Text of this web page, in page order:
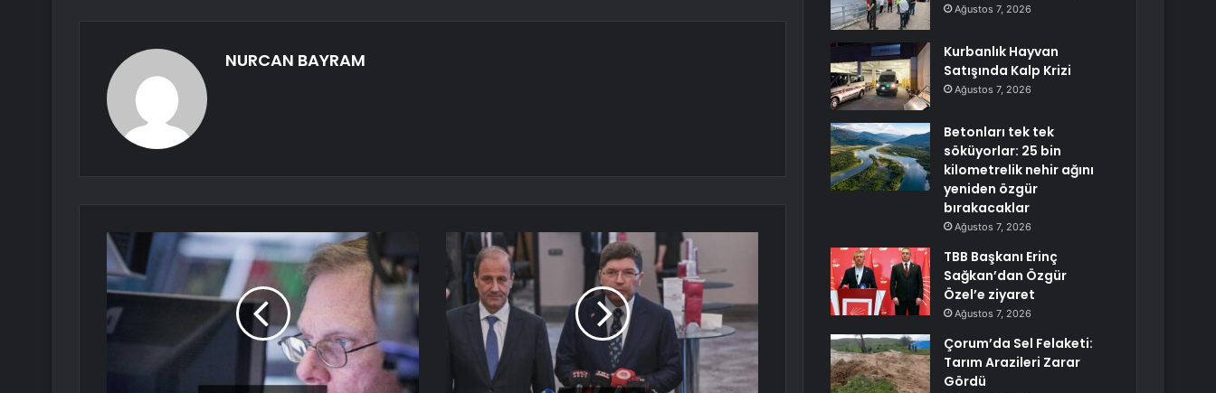
NURCAN BAYRAM
Ağustos 7, 2026
Kurbanlık Hayvan
Satışında Kalp Krizi
Ağustos 7, 2026
Betonları tek tek
söküyorlar: 25 bin
kilometrelik nehir ağını
yeniden özgür
bırakacaklar
Ağustos 7, 2026
TBB Başkanı Erinç
Sağkan’dan Özgür
Özel’e ziyaret
Ağustos 7, 2026
Çorum’da Sel Felaketi:
Tarım Arazileri Zarar
Gördü